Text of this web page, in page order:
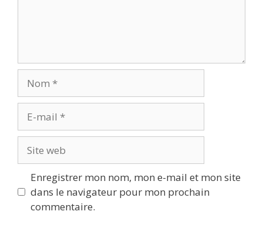
mail
web
Enregistrer mon nom, mon e-mail et mon site
dans le navigateur pour mon prochain
commentaire.